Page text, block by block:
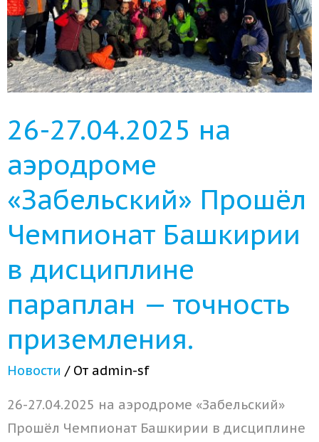
26-27.04.2025 на
аэродроме
«Забельский» Прошёл
Чемпионат Башкирии
в дисциплине
параплан — точность
приземления.
Новости / От admin-sf
26-27.04.2025 на аэродроме «Забельский»
Прошёл Чемпионат Башкирии в дисциплине